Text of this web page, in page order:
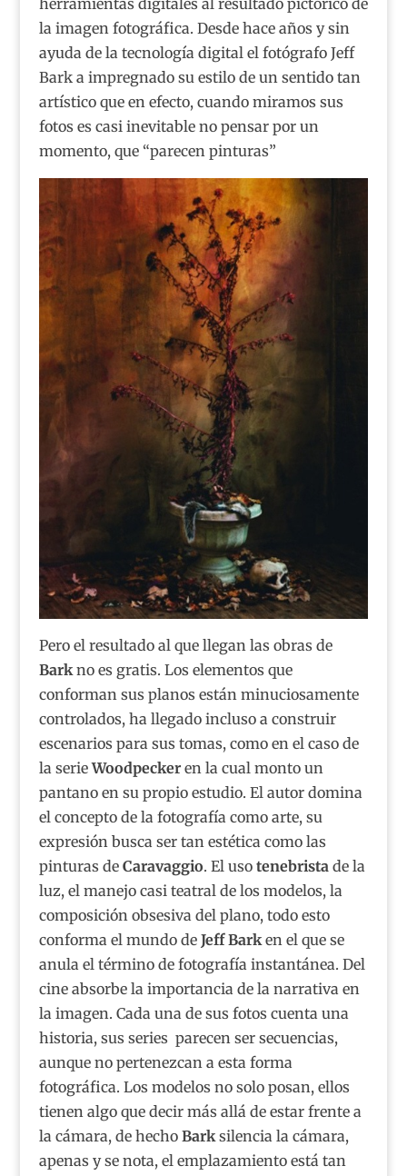
herramientas digitales al resultado pictórico de
la imagen fotográfica. Desde hace años y sin
ayuda de la tecnología digital el fotógrafo Jeff
Bark a impregnado su estilo de un sentido tan
artístico que en efecto, cuando miramos sus
fotos es casi inevitable no pensar por un
momento, que “parecen pinturas”
Pero el resultado al que llegan las obras de
Barkno es gratis. Los elementos que
conforman sus planos están minuciosamente
controlados, ha llegado incluso a construir
escenarios para sus tomas, como en el caso de
la serieWoodpeckeren la cual monto un
pantano en su propio estudio. El autor domina
el concepto de la fotografía como arte, su
expresión busca ser tan estética como las
pinturas de Caravaggio. El uso tenebristade la
luz, el manejo casi teatral de los modelos, la
composición obsesiva del plano, todo esto
conforma el mundo de Jeff Barken el que se
anula el término de fotografía instantánea. Del
cine absorbe la importancia de la narrativa en
la imagen. Cada una de sus fotos cuenta una
historia, sus series parecen ser secuencias,
aunque no pertenezcan a esta forma
fotográfica. Los modelos no solo posan, ellos
tienen algo que decir más allá de estar frente a
la cámara, de hecho Barksilencia la cámara,
apenas y se nota, el emplazamiento está tan